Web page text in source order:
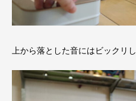
上から落とした音にはビックリ